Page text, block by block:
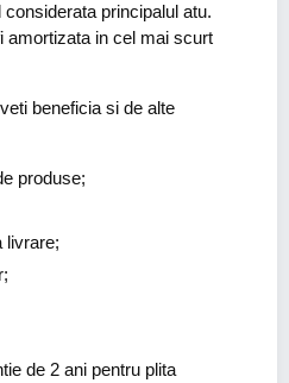
principalul atu.
amortizata in cel mai scurt
beneficia si de alte
produse;
livrare;
de 2 ani pentru plita